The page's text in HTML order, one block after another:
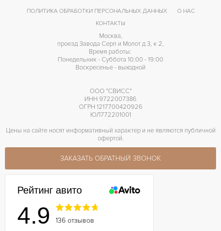
ПОЛИТИКА ОБРАБОТКИ ПЕРСОНАЛЬНЫХ ДАННЫХ
О НАС
КОНТАКТЫ
Москва,
проезд Завода Серп и Молот д 3, к 2,
Время работы:
Понедельник - Суббота 10:00 - 19:00
Воскресенье - выходной
ООО "СВИСС"
ИНН 9722007386
ОГРН 1217700420926
ЮЛ772201001
Цены на сайте носят информативный характер и не являются публичной
офертой.
ЗАКАЗАТЬ ОБРАТНЫЙ ЗВОНОК
Рейтинг авито
4.9 136 отзывов